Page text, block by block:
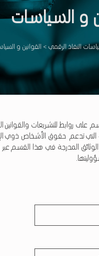
و السياسات
النفاذ الرقمي > القوانين و
روابط للتشريعات والقوانين
التي تدعم حقوق الأشخاص ذوي
المدرجة في هذا القسم عبر